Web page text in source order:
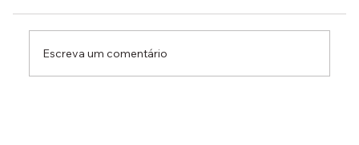
Escreva um comentário